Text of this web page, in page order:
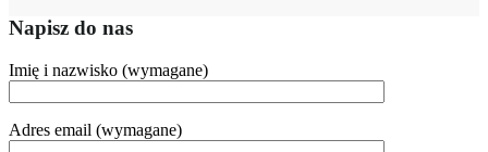
Napisz do nas
Imię i nazwisko (wymagane)
Adres email (wymagane)